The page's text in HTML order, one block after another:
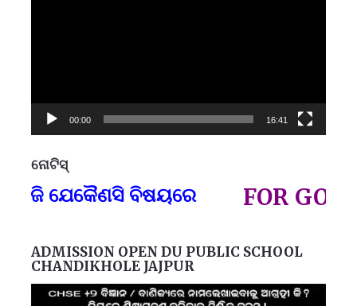
00:00 16:41
ନୋଟିସ୍
ବିଷୟରେ FOR GOVT
ADMISSION OPEN DU PUBLIC SCHOOL
CHANDIKHOLE JAJPUR